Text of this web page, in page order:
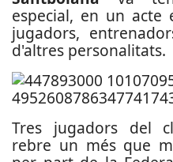
especial, en un
jugadors,
d'altres personalitats.
Tres jugadors del
rebre un més que